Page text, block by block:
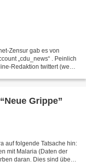
Zensur gab es von
„cdu_news“ . Peinlich
Redaktion twittert (wenn
Grippe”
auf folgende Tatsache hin:
mit Malaria (Daten der
daran. Dies sind über